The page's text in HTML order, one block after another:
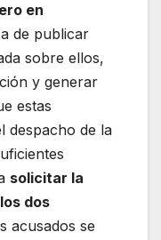
en
de publicar
sobre ellos,
y generar
estas
despacho de la
solicitar la
dos
acusados se